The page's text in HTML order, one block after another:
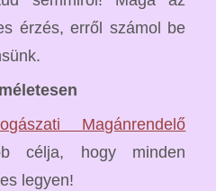
érzés, erről számol be
Magánrendelő
célja, hogy minden
legyen!